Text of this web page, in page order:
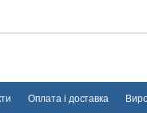
Оплата і доставка